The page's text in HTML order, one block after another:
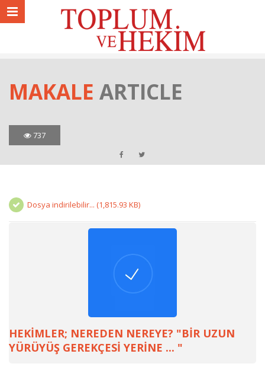
MAKALE ARTICLE
737
Dosya indirilebilir... (1,815.93 KB)
HEKİMLER; NEREDEN NEREYE? "BİR UZUN
YÜRÜYÜŞ GEREKÇESİ YERİNE ... "